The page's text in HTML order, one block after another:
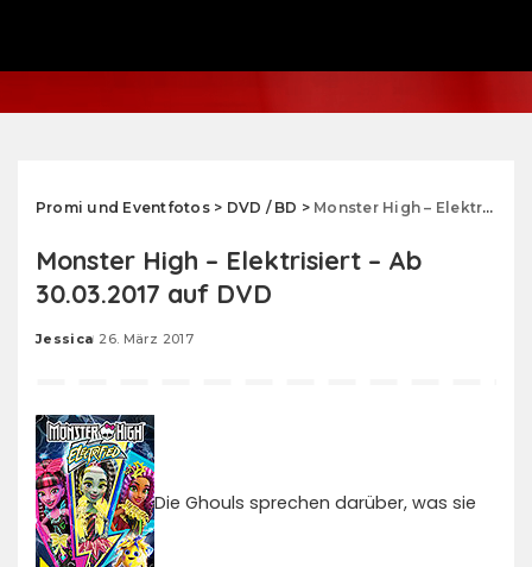
Promi und Eventfotos> DVD / BD > Monster High – Elektrisiert – Ab 30.03.2017 auf DVD
Monster High – Elektrisiert – Ab
30.03.2017 auf DVD
Posted
Jessica 26. März 2017
Die Ghouls sprechen darüber, was sie